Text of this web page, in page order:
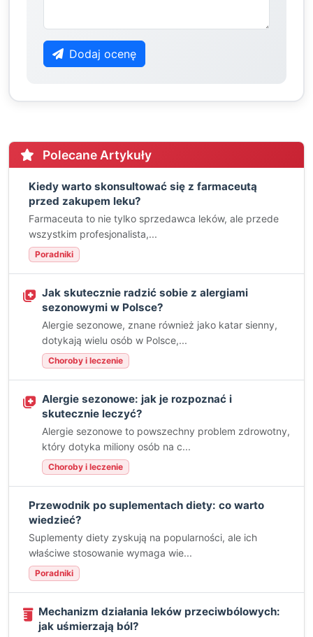
Dodaj ocenę
Polecane Artykuły
Kiedy warto skonsultować się z farmaceutą
przed zakupem leku?
Farmaceuta to nie tylko sprzedawca leków, ale przede
wszystkim profesjonalista,...
Poradniki
Jak skutecznie radzić sobie z alergiami
sezonowymi w Polsce?
Alergie sezonowe, znane również jako katar sienny,
dotykają wielu osób w Polsce,...
Choroby i leczenie
Alergie sezonowe: jak je rozpoznać i
skutecznie leczyć?
Alergie sezonowe to powszechny problem zdrowotny,
który dotyka miliony osób na c...
Choroby i leczenie
Przewodnik po suplementach diety: co warto
wiedzieć?
Suplementy diety zyskują na popularności, ale ich
właściwe stosowanie wymaga wie...
Poradniki
Mechanizm działania leków przeciwbólowych:
jak uśmierzają ból?